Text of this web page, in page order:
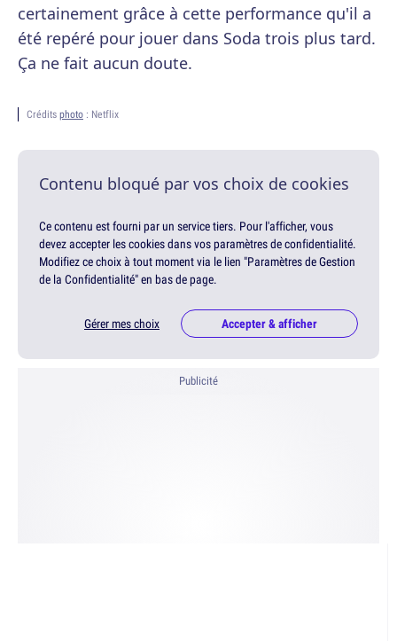
certainement grâce à cette performance qu'il a
été repéré pour jouer dans Soda trois plus tard.
Ça ne fait aucun doute.
Crédits photo : Netflix
Contenu bloqué par vos choix de cookies
Ce contenu est fourni par un service tiers. Pour l'afficher, vous
devez accepter les cookies dans vos paramètres de confidentialité.
Modifiez ce choix à tout moment via le lien "Paramètres de Gestion
de la Confidentialité" en bas de page.
Gérer mes choix Accepter & afficher
Publicité